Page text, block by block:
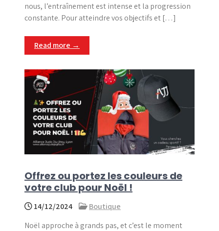
nous, l’entraînement est intense et la progression
constante. Pour atteindre vos objectifs et […]
Read more →
Offrez ou portez les couleurs de
votre club pour Noël !
14/12/2024
Boutique
Noël approche à grands pas, et c’est le moment